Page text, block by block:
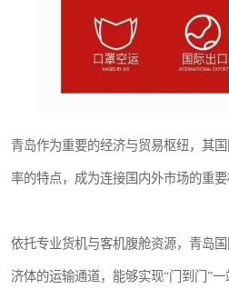
青岛作为重要的经济与贸易枢纽，其
率的特点，成为连接国内外市场的重要
依托专业货机与客机腹舱资源，青岛
济体的运输通道，能够实现“门到门”一